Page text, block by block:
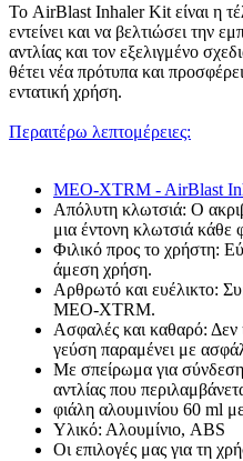
Το AirBlast Inhaler Kit είναι η
εντείνει και να βελτιώσει την
αντλίας και τον εξελιγμένο
θέτει νέα πρότυπα και
εντατική χρήση.
Περαιτέρω λεπτομέρειες:
MEO-XTRM - AirBlast
Απόλυτη κλωτσιά: Ο
μια έντονη κλωτσιά κάθε
Φιλικό προς το χρήστη:
άμεση χρήση.
Αρθρωτό και ευέλικτο:
MEO-XTRM.
Ασφαλές και καθαρό: Δεν
γεύση παραμένει με
Με σπείρωμα για
αντλίας που
φιάλη αλουμινίου 60 ml
Υλικό: Αλουμίνιο, ABS
Οι επιλογές μας για τη